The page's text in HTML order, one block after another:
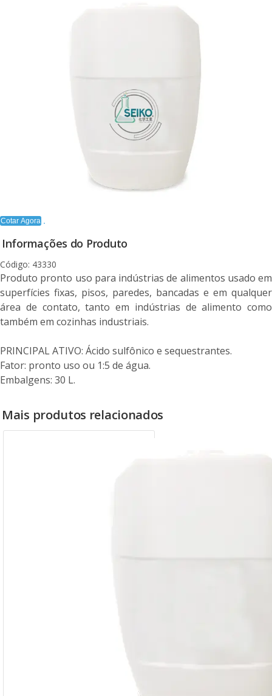
Cotar Agora
Informações do Produto
Código: 43330
Produto pronto uso para indústrias de alimentos usado em
superfícies fixas, pisos, paredes, bancadas e em qualquer
área de contato, tanto em indústrias de alimento como
também em cozinhas industriais.
PRINCIPAL ATIVO: Ácido sulfônico e sequestrantes.
Fator: pronto uso ou 1:5 de água.
Embalgens: 30 L.
Mais produtos relacionados